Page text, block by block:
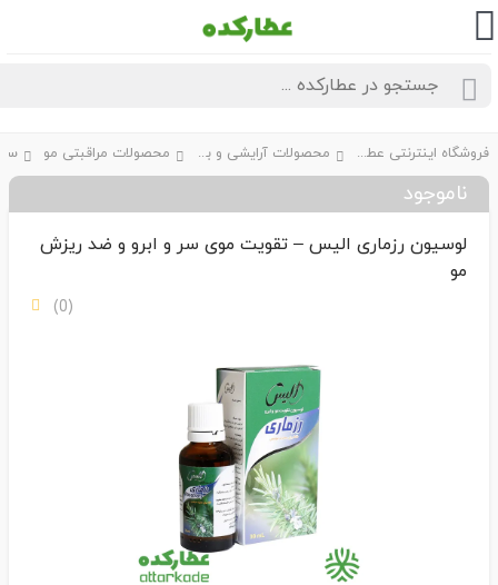
فروشگاه اینترنتی عطارکده محصولات آرایشی و بهداشتی محصولات مراقبتی مو
ناموجود
لوسیون رزماری الیس – تقویت موی سر و ابرو و ضد ریزش